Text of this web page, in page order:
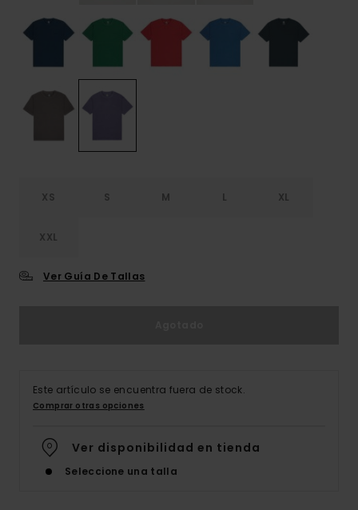
XS S M L XL
XXL
Ver Guía De Tallas
Este artículo se encuentra fuera de stock.
Comprar otras opciones
Ver disponibilidad en tienda
Seleccione una talla